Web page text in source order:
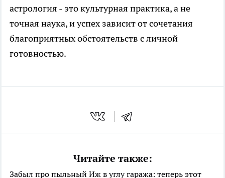
астрология - это культурная практика, а не
точная наука, и успех зависит от сочетания
благоприятных обстоятельств с личной
готовностью.
Читайте также:
Забыл про пыльный Иж в углу гаража: теперь этот